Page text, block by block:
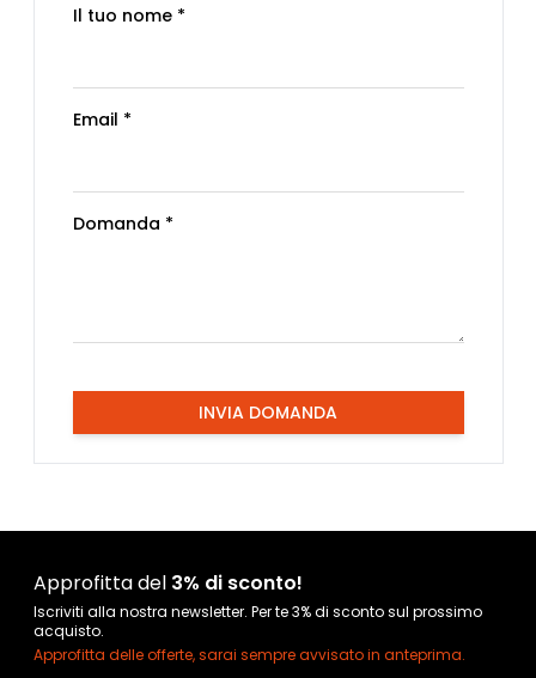
Il tuo nome *
Email *
Domanda *
INVIA DOMANDA
Approfitta del 3% di sconto!
Iscriviti alla nostra newsletter. Per te 3% di sconto sul prossimo
acquisto.
Approfitta delle offerte, sarai sempre avvisato in anteprima.